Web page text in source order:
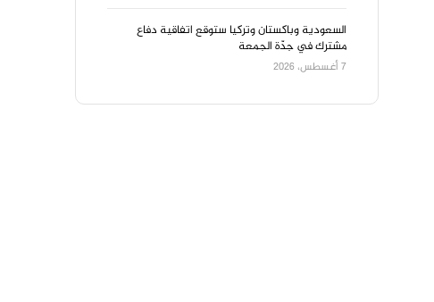
السعودية وباكستان وتركيا ستوقع اتفاقية دفاع
مشترك في جدّة الجمعة
7 أغسطس، 2026